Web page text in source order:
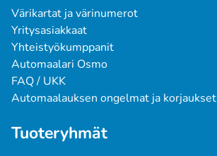
Värikartat ja värinumerot
Yritysasiakkaat
Yhteistyökumppanit
Automaalari Osmo
FAQ / UKK
Automaalauksen ongelmat ja korjaukset
Tuoteryhmät